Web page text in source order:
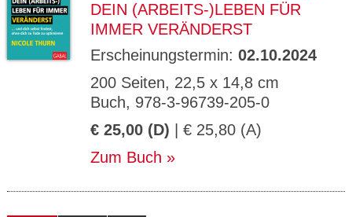
DEIN (ARBEITS-)LEBEN FÜR
IMMER VERÄNDERST
Erscheinungstermin: 02.10.2024
200 Seiten, 22,5 x 14,8 cm
Buch, 978-3-96739-205-0
€ 25,00 (D) | € 25,80 (A)
Zum Buch